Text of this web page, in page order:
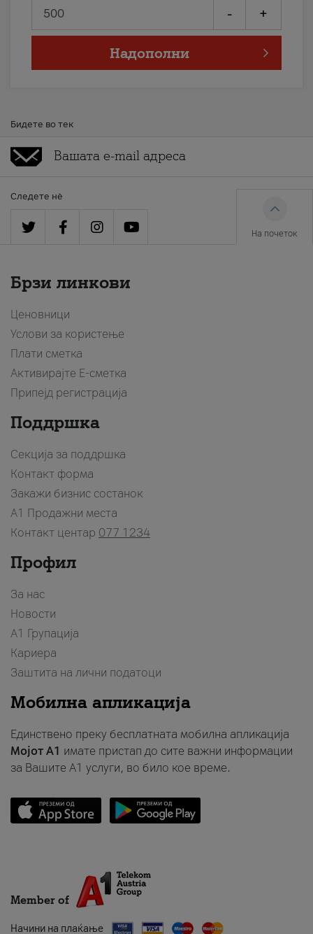
- +
Надополни
Бидете во тек
Следете нè
На почеток
Брзи линкови
Ценовници
Услови за користење
Плати сметка
Активирајте Е-сметка
Припејд регистрација
Поддршка
Секција за поддршка
Контакт форма
Закажи бизнис состанок
A1 Продажни места
Контакт центар 077 1234
Профил
За нас
Новости
А1 Групација
Кариера
Заштита на лични податоци
Мобилна апликација
Единствено преку бесплатната мобилна апликација
Мојот A1 имате пристап до сите важни информации
за Вашите A1 услуги, во било кое време.
Member of
Начини на плаќање